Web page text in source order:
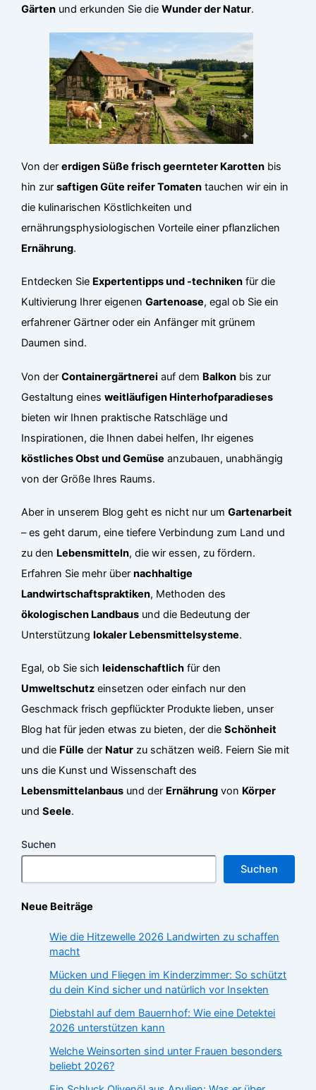
Gärten und erkunden Sie dieWunder der Natur.
Von dererdigen Süße frisch geernteter Karotten bis
hin zursaftigen Güte reifer Tomaten tauchen wir ein in
die kulinarischen Köstlichkeiten und
ernährungsphysiologischen Vorteile einer pflanzlichen
Ernährung.
Entdecken Sie Expertentipps und -techniken für die
Kultivierung Ihrer eigenenGartenoase, egal ob Sie ein
erfahrener Gärtner oder ein Anfänger mit grünem
Daumen sind.
Von derContainergärtnerei auf dem Balkon bis zur
Gestaltung einesweitläufigen Hinterhofparadieses
bieten wir Ihnen praktische Ratschläge und
Inspirationen, die Ihnen dabei helfen, Ihr eigenes
köstliches Obst und Gemüse anzubauen, unabhängig
von der Größe Ihres Raums.
Aber in unserem Blog geht es nicht nur umGartenarbeit
– es geht darum, eine tiefere Verbindung zum Land und
zu den Lebensmitteln, die wir essen, zu fördern.
Erfahren Sie mehr übernachhaltige
Landwirtschaftspraktiken, Methoden des
ökologischen Landbaus und die Bedeutung der
Unterstützunglokaler Lebensmittelsysteme.
Egal, ob Sie sichleidenschaftlich für den
Umweltschutz einsetzen oder einfach nur den
Geschmack frisch gepflückter Produkte lieben, unser
Blog hat für jeden etwas zu bieten, der dieSchönheit
und die Fülle der Natur zu schätzen weiß. Feiern Sie mit
uns die Kunst und Wissenschaft des
Lebensmittelanbaus und der Ernährung von Körper
undSeele.
Suchen
Suchen
Neue Beiträge
Wie die Hitzewelle 2026 Landwirten zu schaffen
macht
Mücken und Fliegen im Kinderzimmer: So schützt
du dein Kind sicher und natürlich vor Insekten
Diebstahl auf dem Bauernhof: Wie eine Detektei
2026 unterstützen kann
Welche Weinsorten sind unter Frauen besonders
beliebt 2026?